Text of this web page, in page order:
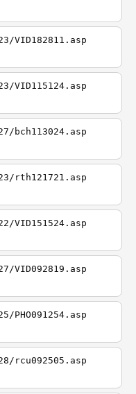
VID182811.asp
VID115124.asp
bch113024.asp
rth121721.asp
VID151524.asp
VID092819.asp
PHO091254.asp
rcu092505.asp